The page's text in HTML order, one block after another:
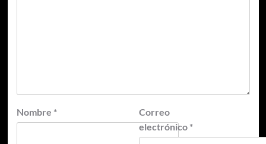
Nombre *
Correo
electrónico *